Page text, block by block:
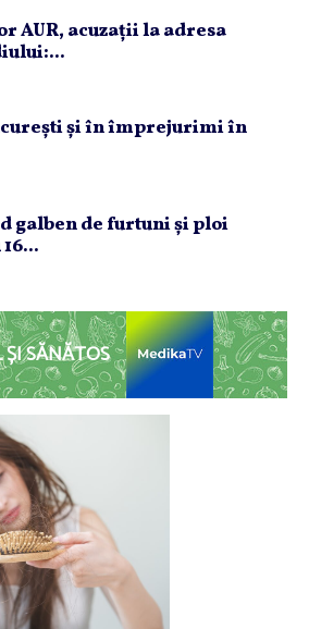
AUR, acuzaţii la adresa
şi în împrejurimi în
galben de furtuni şi ploi
SĂNĂTOS